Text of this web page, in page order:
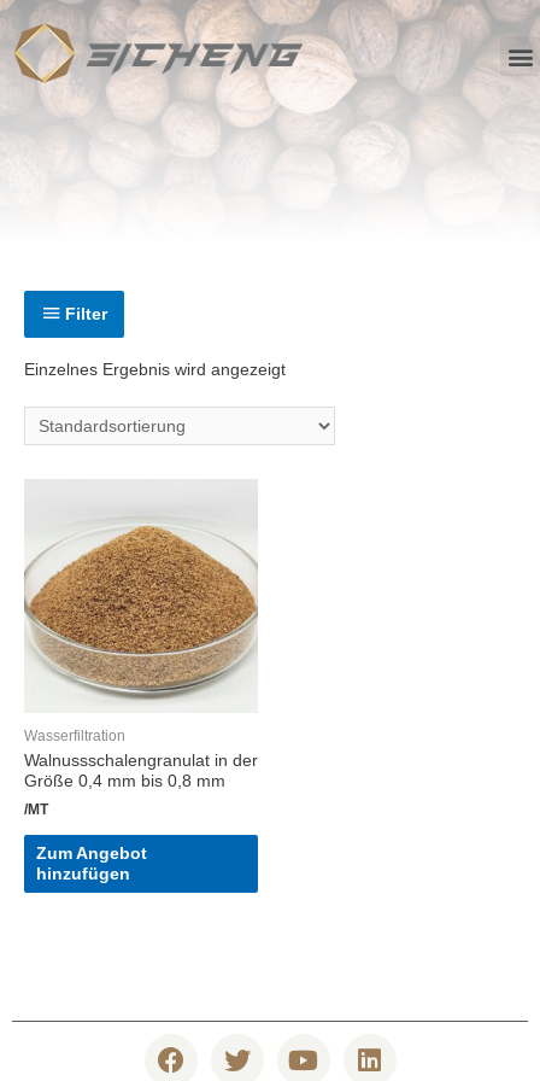
Filter
Einzelnes Ergebnis wird angezeigt
Wasserfiltration
Walnussschalengranulat in der
Größe 0,4 mm bis 0,8 mm
/MT
Zum Angebot
hinzufügen